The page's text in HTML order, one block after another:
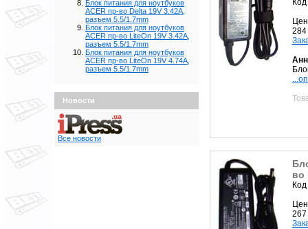
Блок питания для ноутбуков
ACER пр-во Delta 19V 3.42A,
разъем 5.5/1.7mm
Блок питания для ноутбуков
ACER пр-во LiteOn 19V 3.42A,
разъем 5.5/1.7mm
Блок питания для ноутбуков
ACER пр-во LiteOn 19V 4.74A,
разъем 5.5/1.7mm
Новости
Все новости
во